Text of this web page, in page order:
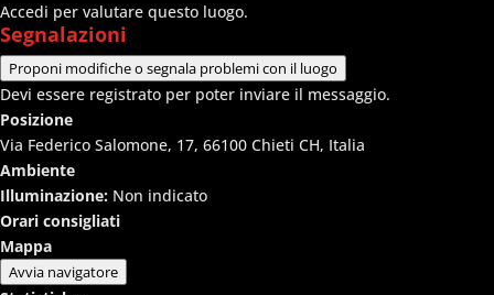
Accedi per valutare questo luogo.
Segnalazioni
Proponi modifiche o segnala problemi con il luogo
Devi essere registrato per poter inviare il messaggio.
Posizione
Via Federico Salomone, 17, 66100 Chieti CH, Italia
Ambiente
Illuminazione: Non indicato
Orari consigliati
Mappa
Avvia navigatore